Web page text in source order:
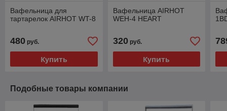
Вафельница для
тартарелок AIRHOT WT-8
480 руб.
Купить
Вафельница AIRHOT
WEH-4 HEART
320руб.
Купить
Подобные товары компании